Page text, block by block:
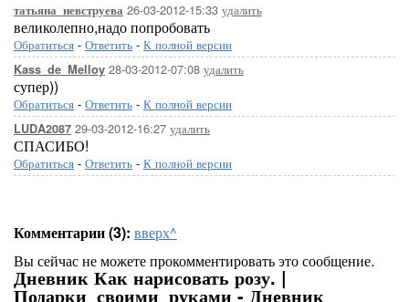
татьяна_невструева 26-03-2012-15:33 удалить
великолепно,надо попробовать
Обратиться - Ответить - К полной версии
Kass_de_Melloy 28-03-2012-07:08 удалить
супер))
Обратиться - Ответить - К полной версии
LUDA2087 29-03-2012-16:27 удалить
СПАСИБО!
Обратиться - Ответить - К полной версии
Комментарии (3): вверх^
Вы сейчас не можете прокомментировать это сообщение.
Дневник Как нарисовать розу. |
Подарки_своими_руками - Дневник